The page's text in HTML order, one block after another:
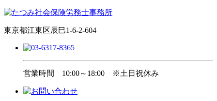
東京都江東区辰巳1-6-2-604
営業時間 10:00～18:00 ※土日祝休み